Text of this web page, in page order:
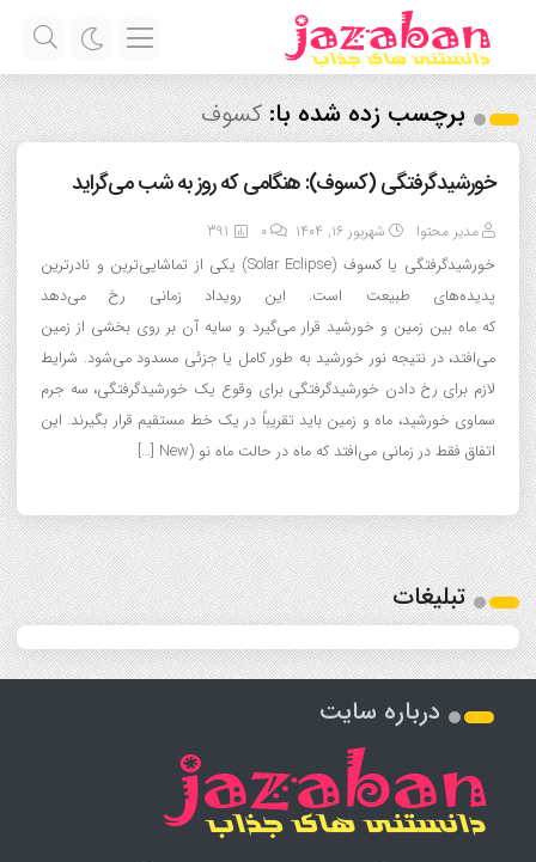
برچسب زده شده با:کسوف
خورشیدگرفتگی (کسوف): هنگامی که روز به شب می‌گراید
مدیر محتوا شهریور ۱۶, ۱۴۰۴ 0
391
خورشیدگرفتگی یا کسوف (Solar Eclipse) یکی از تماشایی‌ترین و نادرترین
پدیده‌های طبیعت است. این رویداد زمانی رخ می‌دهد
که ماه بین زمین و خورشید قرار می‌گیرد و سایه آن بر روی بخشی از زمین
می‌افتد، در نتیجه نور خورشید به طور کامل یا جزئی مسدود می‌شود. شرایط
لازم برای رخ دادن خورشیدگرفتگی برای وقوع یک خورشیدگرفتگی، سه جرم
سماوی خورشید، ماه و زمین باید تقریباً در یک خط مستقیم قرار بگیرند. این
اتفاق فقط در زمانی می‌افتد که ماه در حالت ماه نو (New […]
تبلیغات
درباره سایت